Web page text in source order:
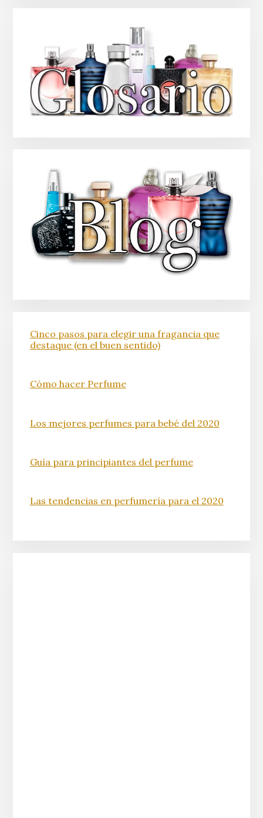
Cinco pasos para elegir una fragancia que
destaque (en el buen sentido)
Cómo hacer Perfume
Los mejores perfumes para bebé del 2020
Guía para principiantes del perfume
Las tendencias en perfumería para el 2020